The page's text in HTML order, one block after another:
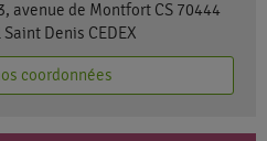
avenue de Montfort CS 70444
Denis CEDEX
coordonnées